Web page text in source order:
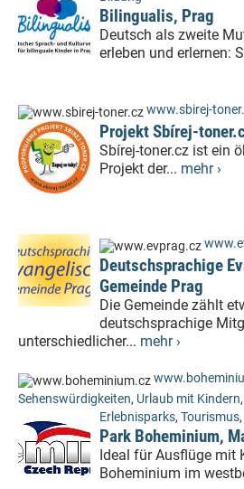
Bilingualis, Prag
Deutsch als zweite
erleben und erlernen:
www.sbirej-
Projekt Sbírej-
Sbírej-toner.cz ist ein
Projekt der... mehr ›
Deutschsprachige
Gemeinde Prag
Die Gemeinde zählt
deutschsprachige
unterschiedlicher... mehr ›
Sehenswürdigkeiten, Urlaub mit Kindern,
Erlebnisparks, Tourismus,
Park Boheminium,
Ideal für Ausflüge mit
Boheminium im